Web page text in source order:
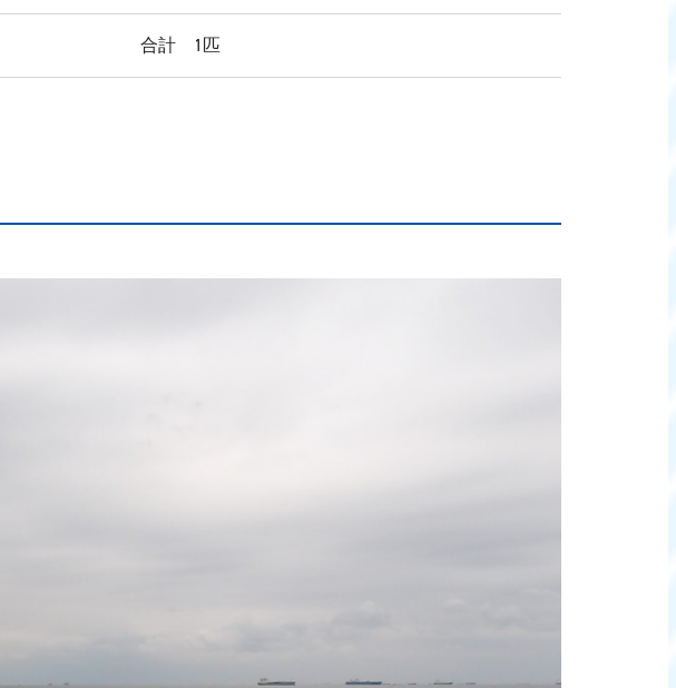
合計 1匹